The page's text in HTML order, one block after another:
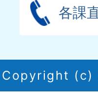
各課
Copyright (c)